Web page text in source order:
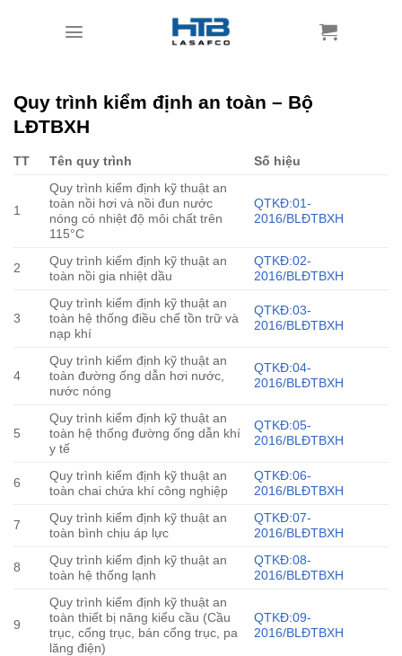
Quy trình kiểm định an toàn – Bộ
LĐTBXH
TT Tên quy trình Số hiệu
1
Quy trình kiểm định kỹ thuật an
toàn nồi hơi và nồi đun nước
nóng có nhiệt độ môi chất trên
115°C
QTKĐ:01-
2016/BLĐTBXH
2
Quy trình kiểm định kỹ thuật an
toàn nồi gia nhiệt dầu
QTKĐ:02-
2016/BLĐTBXH
3
Quy trình kiểm định kỹ thuật an
toàn hệ thống điều chế tồn trữ và
nạp khí
QTKĐ:03-
2016/BLĐTBXH
4
Quy trình kiểm định kỹ thuật an
toàn đường ống dẫn hơi nước,
nước nóng
QTKĐ:04-
2016/BLĐTBXH
5
Quy trình kiểm định kỹ thuật an
toàn hệ thống đường ống dẫn khí
y tế
QTKĐ:05-
2016/BLĐTBXH
6
Quy trình kiểm định kỹ thuật an
toàn chai chứa khí công nghiệp
QTKĐ:06-
2016/BLĐTBXH
7
Quy trình kiểm định kỹ thuật an
toàn bình chịu áp lực
QTKĐ:07-
2016/BLĐTBXH
8
Quy trình kiểm định kỹ thuật an
toàn hệ thống lạnh
QTKĐ:08-
2016/BLĐTBXH
9
Quy trình kiểm định kỹ thuật an
toàn thiết bị nâng kiểu cầu (Cầu
trục, cổng trục, bán cổng trục, pa
lăng điện)
QTKĐ:09-
2016/BLĐTBXH